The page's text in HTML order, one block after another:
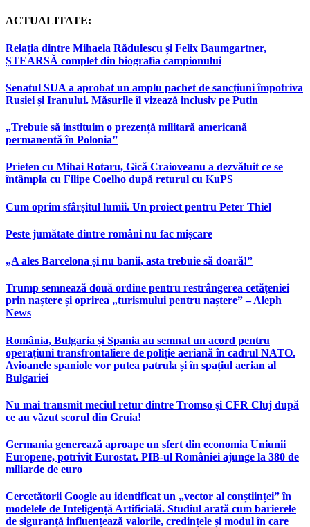
ACTUALITATE:
Relația dintre Mihaela Rădulescu și Felix Baumgartner,
ȘTEARSĂ complet din biografia campionului
Senatul SUA a aprobat un amplu pachet de sancțiuni împotriva
Rusiei și Iranului. Măsurile îl vizează inclusiv pe Putin
„Trebuie să instituim o prezență militară americană
permanentă în Polonia”
Prieten cu Mihai Rotaru, Gică Craioveanu a dezvăluit ce se
întâmpla cu Filipe Coelho după returul cu KuPS
Cum oprim sfârșitul lumii. Un proiect pentru Peter Thiel
Peste jumătate dintre români nu fac mișcare
„A ales Barcelona și nu banii, asta trebuie să doară!”
Trump semnează două ordine pentru restrângerea cetățeniei
prin naștere și oprirea „turismului pentru naștere” – Aleph
News
România, Bulgaria și Spania au semnat un acord pentru
operațiuni transfrontaliere de poliție aeriană în cadrul NATO.
Avioanele spaniole vor putea patrula și în spațiul aerian al
Bulgariei
Nu mai transmit meciul retur dintre Tromso și CFR Cluj după
ce au văzut scorul din Gruia!
Germania generează aproape un sfert din economia Uniunii
Europene, potrivit Eurostat. PIB-ul României ajunge la 380 de
miliarde de euro
Cercetătorii Google au identificat un „vector al conștiinței” în
modelele de Inteligență Artificială. Studiul arată cum barierele
de siguranță influențează valorile, credințele și modul în care